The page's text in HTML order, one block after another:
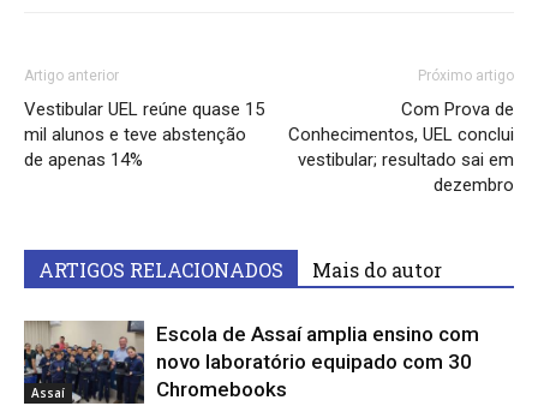
Artigo anterior
Vestibular UEL reúne quase 15
mil alunos e teve abstenção
de apenas 14%
Próximo artigo
Com Prova de
Conhecimentos, UEL conclui
vestibular; resultado sai em
dezembro
ARTIGOS RELACIONADOS Mais do autor
Assaí
Escola de Assaí amplia ensino com
novo laboratório equipado com 30
Chromebooks